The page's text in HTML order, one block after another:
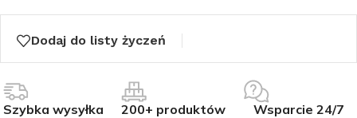
Dodaj do listy życzeń
Szybka wysyłka 200+ produktów Wsparcie 24/7